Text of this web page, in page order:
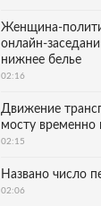
Женщина-
онлайн-
нижнее белье
02:16
Движение
мосту временно
02:15
Названо число
02:06